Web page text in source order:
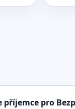
příjemce pro